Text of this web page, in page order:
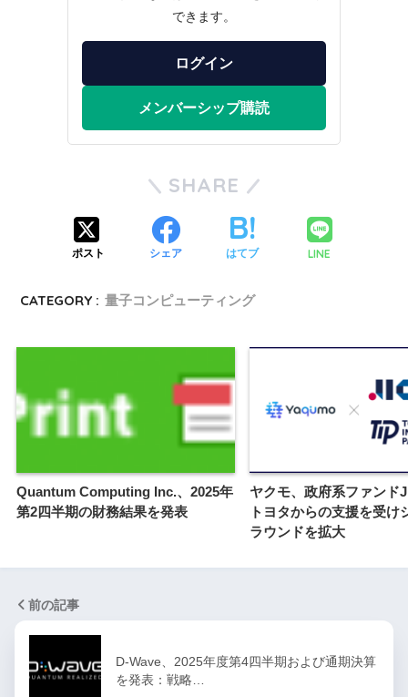
できます。
ログイン
メンバーシップ購読
SHARE
ポスト シェア はてブ LINE
CATEGORY : 量子コンピューティング
Quantum Computing Inc.、2025年
第2四半期の財務結果を発表
ヤクモ、政府系ファンド
トヨタからの支援を受け
ラウンドを拡大
前の記事
D-Wave、2025年度第4四半期および通期決算
を発表：戦略…